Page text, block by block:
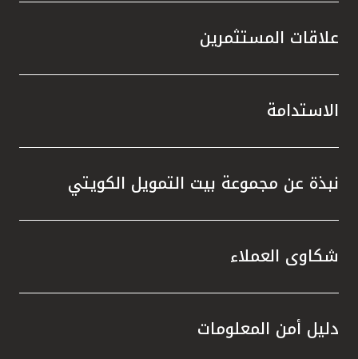
علاقات المستثمرين
الاستدامة
نبذة عن مجموعة بيت التمويل الكويتي
شكاوى العملاء
دليل أمن المعلومات